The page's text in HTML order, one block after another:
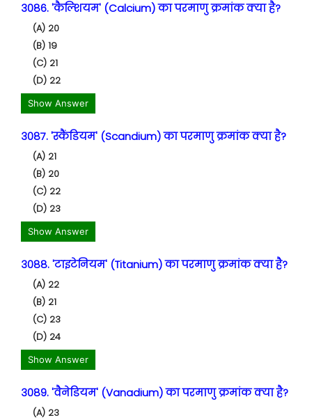
3086. 'कैल्शियम' (Calcium) का परमाणु क्रमांक क्या है?
(A) 20
(B) 19
(C) 21
(D) 22
Show Answer
3087. 'स्कैंडियम' (Scandium) का परमाणु क्रमांक क्या है?
(A) 21
(B) 20
(C) 22
(D) 23
Show Answer
3088. 'टाइटेनियम' (Titanium) का परमाणु क्रमांक क्या है?
(A) 22
(B) 21
(C) 23
(D) 24
Show Answer
3089. 'वैनेडियम' (Vanadium) का परमाणु क्रमांक क्या है?
(A) 23